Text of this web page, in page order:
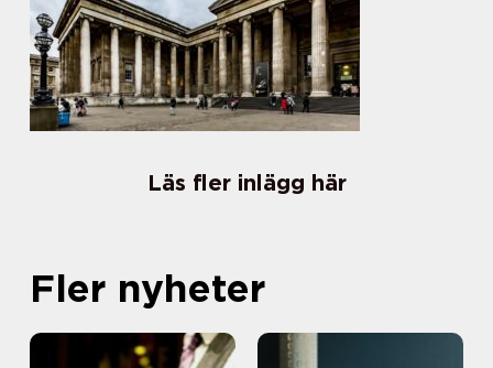
Läs fler inlägg här
Fler nyheter